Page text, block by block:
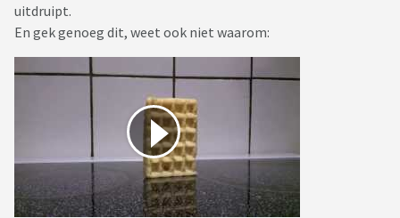
uitdruipt.
En gek genoeg dit, weet ook niet waarom: